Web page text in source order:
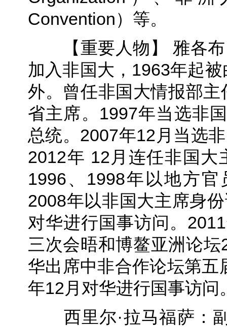
Convention）等。
【重要人物】 雅各布·
加入非国大，1963年起
外。曾任非国大情报部
省主席。1997年当选非
总统。2007年12月当选
2012年 12月连任非国大
1996、1998年以地方
2008年以非国大主席身
对华进行国事访问。
三次会晤和博鳌亚洲论
华出席中非合作论坛第
年12月对华进行国事访问
西里尔·拉马福萨：副